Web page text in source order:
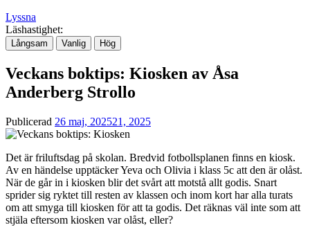
Lyssna
Läshastighet:
Långsam Vanlig Hög
Veckans boktips: Kiosken av Åsa
Anderberg Strollo
Publicerad 26 maj, 202521, 2025
Det är friluftsdag på skolan. Bredvid fotbollsplanen finns en kiosk.
Av en händelse upptäcker Yeva och Olivia i klass 5c att den är olåst.
När de går in i kiosken blir det svårt att motstå allt godis. Snart
sprider sig ryktet till resten av klassen och inom kort har alla turats
om att smyga till kiosken för att ta godis. Det räknas väl inte som att
stjäla eftersom kiosken var olåst, eller?